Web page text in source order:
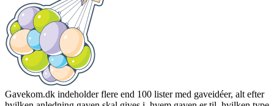
Gavekom.dk indeholder flere end 100 lister med gaveidéer, alt efter